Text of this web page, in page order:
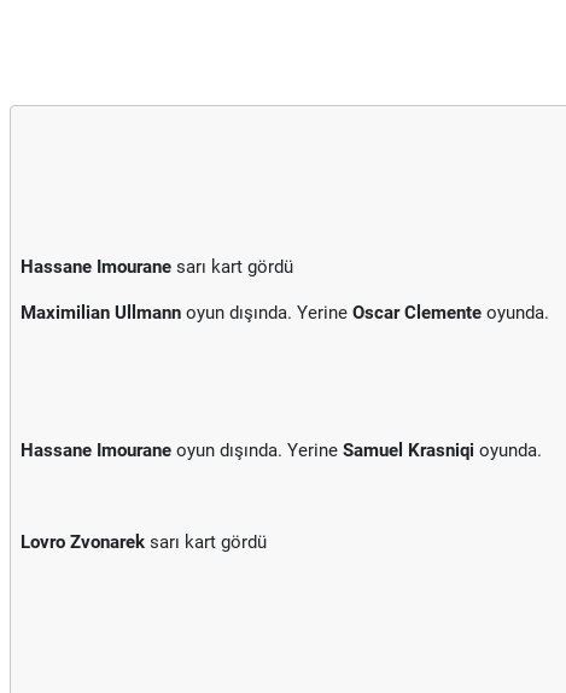
Hassane Imourane sarı kart gördü
Maximilian Ullmann oyun dışında. Yerine Oscar Clemente oyunda.
Hassane Imourane oyun dışında. Yerine Samuel Krasniqi oyunda.
Lovro Zvonarek sarı kart gördü